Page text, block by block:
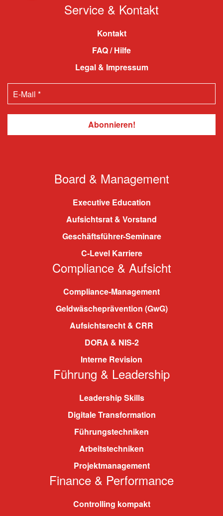
Service & Kontakt
Kontakt
FAQ / Hilfe
Legal & Impressum
Board & Management
Executive Education
Aufsichtsrat & Vorstand
Geschäftsführer-Seminare
C-Level Karriere
Compliance & Aufsicht
Compliance-Management
Geldwäscheprävention (GwG)
Aufsichtsrecht & CRR
DORA & NIS-2
Interne Revision
Führung & Leadership
Leadership Skills
Digitale Transformation
Führungstechniken
Arbeitstechniken
Projektmanagement
Finance & Performance
Controlling kompakt